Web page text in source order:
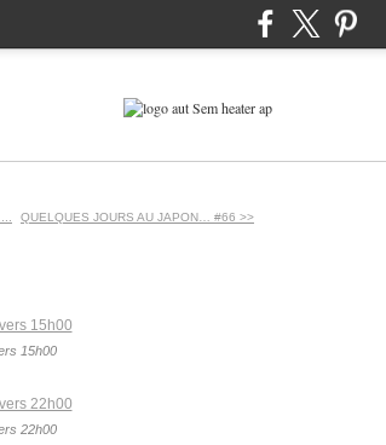
QUELQUES JOURS AU JAPON… #66 >>
15h00
22h00